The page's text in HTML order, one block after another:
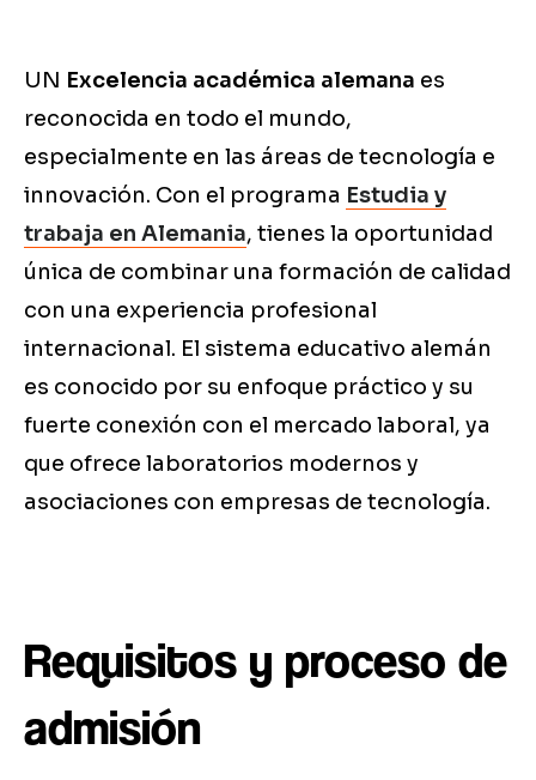
UN Excelencia académica alemana es
reconocida en todo el mundo,
especialmente en las áreas de tecnología e
innovación. Con el programa Estudia y
trabaja en Alemania, tienes la oportunidad
única de combinar una formación de calidad
con una experiencia profesional
internacional. El sistema educativo alemán
es conocido por su enfoque práctico y su
fuerte conexión con el mercado laboral, ya
que ofrece laboratorios modernos y
asociaciones con empresas de tecnología.
Requisitos y proceso de
admisión